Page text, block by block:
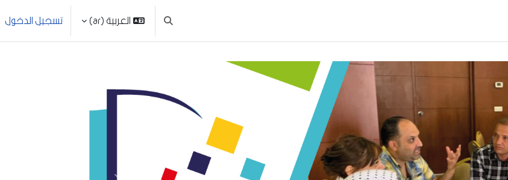
تبديل إدخال البحث
العربية ‎(ar)‎ تسجيل الدخول